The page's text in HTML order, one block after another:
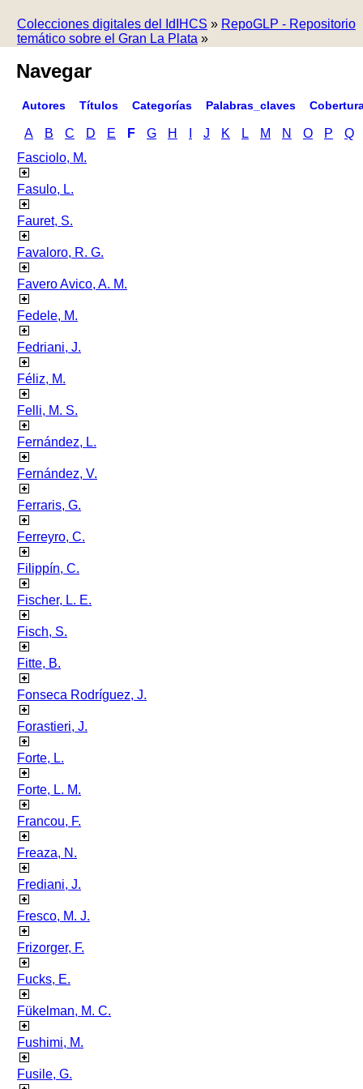
Colecciones digitales del IdIHCS » RepoGLP - Repositorio
temático sobre el Gran La Plata »
Navegar
Autores Títulos Categorías Palabras_claves
A B C D E F G H J K L M N O P
Q
Fasciolo, M.
Fasulo, L.
Fauret, S.
Favaloro, R. G.
Favero Avico, A. M.
Fedele, M.
Fedriani, J.
Féliz, M.
Felli, M. S.
Fernández, L.
Fernández, V.
Ferraris, G.
Ferreyro, C.
Filippín, C.
Fischer, L. E.
Fisch, S.
Fitte, B.
Fonseca Rodríguez, J.
Forastieri, J.
Forte, L.
Forte, L. M.
Francou, F.
Freaza, N.
Frediani, J.
Fresco, M. J.
Frizorger, F.
Fucks, E.
Fükelman, M. C.
Fushimi, M.
Fusile, G.